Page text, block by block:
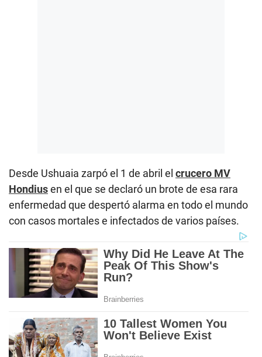
Desde Ushuaia zarpó el 1 de abril el crucero MV
Hondiusen el que se declaró un brote de esa rara
enfermedad que despertó alarma en todo el mundo
con casos mortales e infectados de varios países.